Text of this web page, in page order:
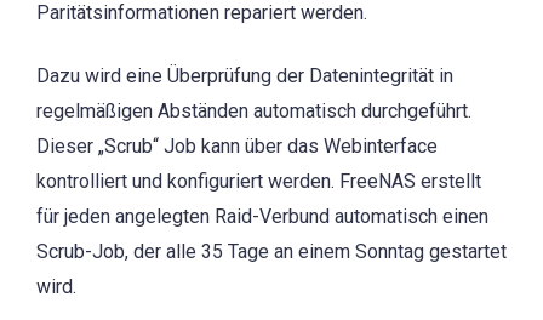
Paritätsinformationen repariert werden.
Dazu wird eine Überprüfung der Datenintegrität in
regelmäßigen Abständen automatisch durchgeführt.
Dieser „Scrub“ Job kann über das Webinterface
kontrolliert und konfiguriert werden. FreeNAS erstellt
für jeden angelegten Raid-Verbund automatisch einen
Scrub-Job, der alle 35 Tage an einem Sonntag gestartet
wird.